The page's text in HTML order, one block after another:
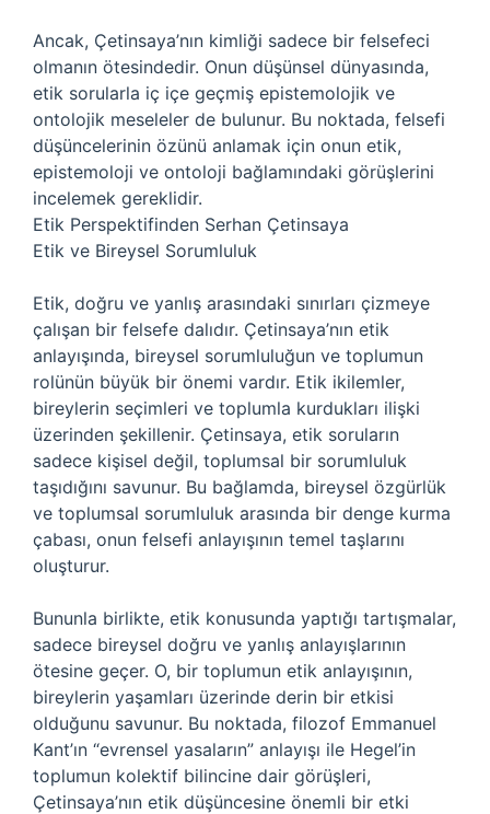
Ancak, Çetinsaya’nın kimliği sadece bir felsefeci
olmanın ötesindedir. Onun düşünsel dünyasında,
etik sorularla iç içe geçmiş epistemolojik ve
ontolojik meseleler de bulunur. Bu noktada, felsefi
düşüncelerinin özünü anlamak için onun etik,
epistemoloji ve ontoloji bağlamındaki görüşlerini
incelemek gereklidir.
Etik Perspektifinden Serhan Çetinsaya
Etik ve Bireysel Sorumluluk
Etik, doğru ve yanlış arasındaki sınırları çizmeye
çalışan bir felsefe dalıdır. Çetinsaya’nın etik
anlayışında, bireysel sorumluluğun ve toplumun
rolünün büyük bir önemi vardır. Etik ikilemler,
bireylerin seçimleri ve toplumla kurdukları ilişki
üzerinden şekillenir. Çetinsaya, etik soruların
sadece kişisel değil, toplumsal bir sorumluluk
taşıdığını savunur. Bu bağlamda, bireysel özgürlük
ve toplumsal sorumluluk arasında bir denge kurma
çabası, onun felsefi anlayışının temel taşlarını
oluşturur.
Bununla birlikte, etik konusunda yaptığı tartışmalar,
sadece bireysel doğru ve yanlış anlayışlarının
ötesine geçer. O, bir toplumun etik anlayışının,
bireylerin yaşamları üzerinde derin bir etkisi
olduğunu savunur. Bu noktada, filozof Emmanuel
Kant’ın “evrensel yasaların” anlayışı ile Hegel’in
toplumun kolektif bilincine dair görüşleri,
Çetinsaya’nın etik düşüncesine önemli bir etki